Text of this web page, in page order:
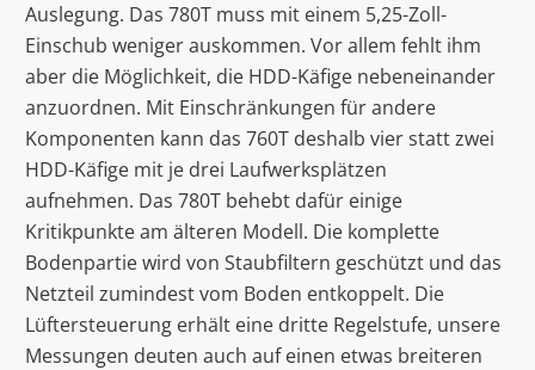
Auslegung. Das 780T muss mit einem 5,25-Zoll-
Einschub weniger auskommen. Vor allem fehlt ihm
aber die Möglichkeit, die HDD-Käfige nebeneinander
anzuordnen. Mit Einschränkungen für andere
Komponenten kann das 760T deshalb vier statt zwei
HDD-Käfige mit je drei Laufwerksplätzen
aufnehmen. Das 780T behebt dafür einige
Kritikpunkte am älteren Modell. Die komplette
Bodenpartie wird von Staubfiltern geschützt und das
Netzteil zumindest vom Boden entkoppelt. Die
Lüftersteuerung erhält eine dritte Regelstufe, unsere
Messungen deuten auch auf einen etwas breiteren